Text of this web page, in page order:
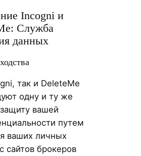
Incogni и
Служба
данных
так и DeleteMe
одну и ту же
вашей
путем
ваших личных
сайтов брокеров